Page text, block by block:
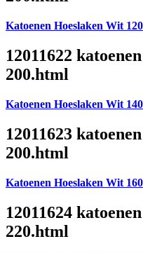
Katoenen Hoeslaken Wit
12011622
200.html
Katoenen Hoeslaken Wit
12011623
200.html
Katoenen Hoeslaken Wit
12011624
220.html